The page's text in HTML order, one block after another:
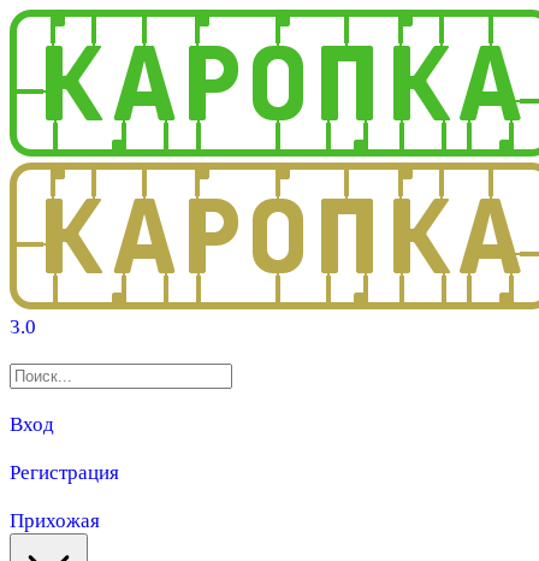
3.0
Вход
Регистрация
Прихожая